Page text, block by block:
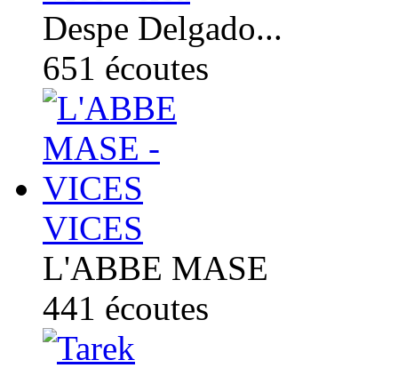
Despe Delgado...
651 écoutes
VICES
L'ABBE MASE
441 écoutes